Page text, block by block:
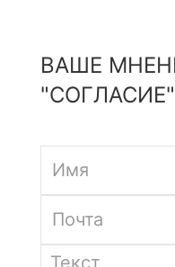
ВАШЕ
"СОГЛАСИЕ"